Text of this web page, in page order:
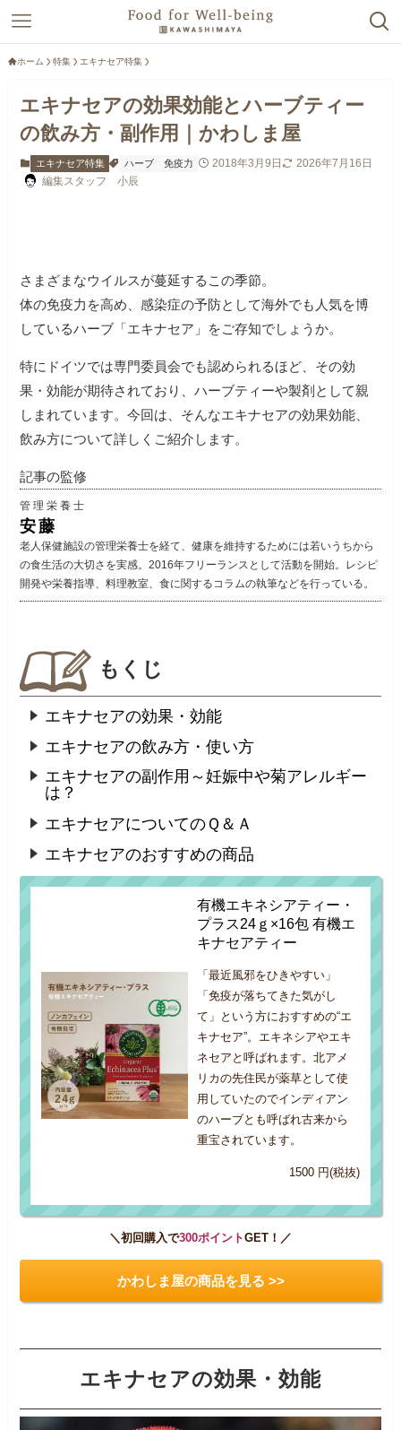
ホーム 特集 エキナセア特集
エキナセアの効果効能とハーブティー
の飲み方・副作用｜かわしま屋
エキナセア特集 ハーブ 免疫力 2018年3月9日
2026年7月16日
編集スタッフ 小辰
さまざまなウイルスが蔓延するこの季節。
体の免疫力を高め、感染症の予防として海外でも人気を博
しているハーブ「エキナセア」をご存知でしょうか。
特にドイツでは専門委員会でも認められるほど、その効
果・効能が期待されており、ハーブティーや製剤として親
しまれています。今回は、そんなエキナセアの効果効能、
飲み方について詳しくご紹介します。
記事の監修
管理栄養士
安藤
老人保健施設の管理栄養士を経て、健康を維持するためには若いうちから
の食生活の大切さを実感。2016年フリーランスとして活動を開始。レシピ
開発や栄養指導、料理教室、食に関するコラムの執筆などを行っている。
もくじ
エキナセアの効果・効能
エキナセアの飲み方・使い方
エキナセアの副作用～妊娠中や菊アレルギー
は？
エキナセアについてのＱ＆Ａ
エキナセアのおすすめの商品
有機エキネシアティー・
プラス24ｇ×16包 有機エ
キナセアティー
「最近風邪をひきやすい」
「免疫が落ちてきた気がし
て」という方におすすめの“エ
キナセア”。エキネシアやエキ
ネセアと呼ばれます。北アメ
リカの先住民が薬草として使
用していたのでインディアン
のハーブとも呼ばれ古来から
重宝されています。
1500 円(税抜)
＼初回購入で300ポイントGET！／
かわしま屋の商品を見る >>
エキナセアの効果・効能